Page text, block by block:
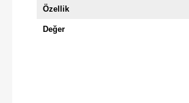
Özellik
Değer